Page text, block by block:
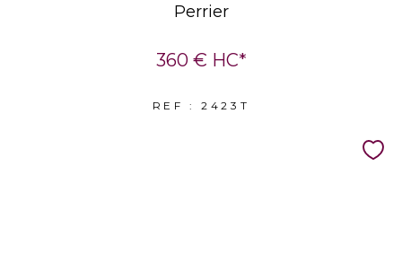
Perrier
360 € HC*
REF : 2423T